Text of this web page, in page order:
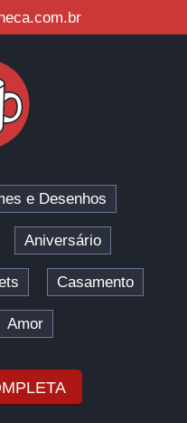
e Desenhos
Aniversário
Casamento
Amor